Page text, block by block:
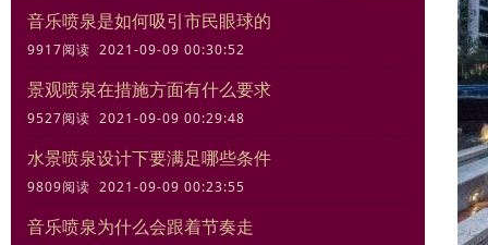
音乐喷泉是如何吸引市民眼球的
9917阅读 2021-09-09 00:30:52
景观喷泉在措施方面有什么要求
9527阅读 2021-09-09 00:29:48
水景喷泉设计下要满足哪些条件
9809阅读 2021-09-09 00:23:55
音乐喷泉为什么会跟着节奏走